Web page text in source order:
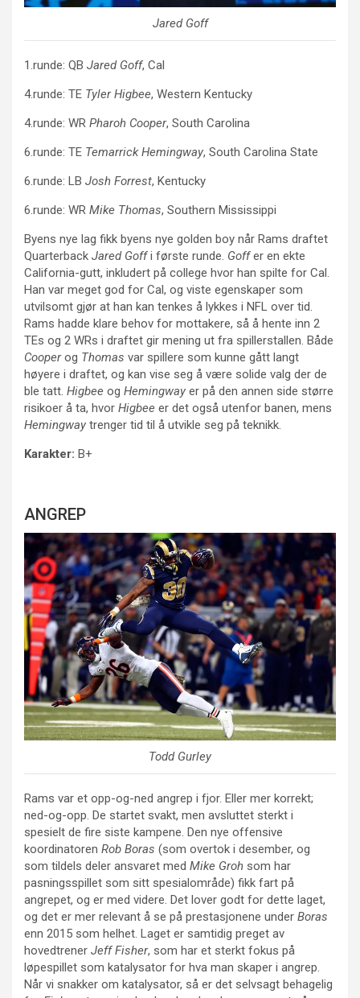
Jared Goff
1.runde: QB Jared Goff, Cal
4.runde: TE Tyler Higbee, Western Kentucky
4.runde: WR Pharoh Cooper, South Carolina
6.runde: TE Temarrick Hemingway, South Carolina State
6.runde: LB Josh Forrest, Kentucky
6.runde: WR Mike Thomas, Southern Mississippi
Byens nye lag fikk byens nye golden boy når Rams draftet
Quarterback Jared Goffi første runde. Goffer en ekte
California-gutt, inkludert på college hvor han spilte for Cal.
Han var meget god for Cal, og viste egenskaper som
utvilsomt gjør at han kan tenkes å lykkes i NFL over tid.
Rams hadde klare behov for mottakere, så å hente inn 2
TEs og 2 WRs i draftet gir mening ut fra spillerstallen. Både
Cooperog Thomas var spillere som kunne gått langt
høyere i draftet, og kan vise seg å være solide valg der de
ble tatt. Higbee og Hemingway er på den annen side større
risikoer å ta, hvor Higbee er det også utenfor banen, mens
Hemingway trenger tid til å utvikle seg på teknikk.
Karakter: B+
ANGREP
Todd Gurley
Rams var et opp-og-ned angrep i fjor. Eller mer korrekt;
ned-og-opp. De startet svakt, men avsluttet sterkt i
spesielt de fire siste kampene. Den nye offensive
koordinatoren Rob Boras (som overtok i desember, og
som tildels deler ansvaret med Mike Groh som har
pasningsspillet som sitt spesialområde) fikk fart på
angrepet, og er med videre. Det lover godt for dette laget,
og det er mer relevant å se på prestasjonene under Boras
enn 2015 som helhet. Laget er samtidig preget av
hovedtrener Jeff Fisher, som har et sterkt fokus på
løpespillet som katalysator for hva man skaper i angrep.
Når vi snakker om katalysator, så er det selvsagt behagelig